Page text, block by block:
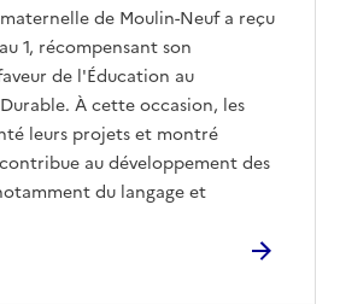
de Moulin-Neuf a reçu
1, récompensant son
de l'Éducation au
À cette occasion, les
leurs projets et montré
au développement des
du langage et